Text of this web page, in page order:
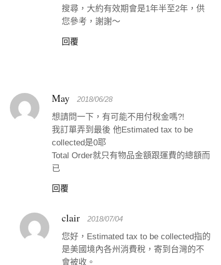
搜尋，大約有效期會是1年半至2年，供
您參考，謝謝～
回覆
May 2018/06/28
想請問一下，有可能不用付稅金嗎?!
我訂單弄到最後 他Estimated tax to be
collected是0耶
Total Order就只有物品金額跟運費的總額而
已
回覆
clair 2018/07/04
您好，Estimated tax to be collected指的
是美國境內各州消費稅，寄到台灣的不
會被收。